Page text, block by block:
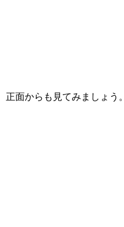
正面からも見てみましょう。